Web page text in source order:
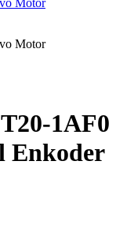
1AF0
Enkoder